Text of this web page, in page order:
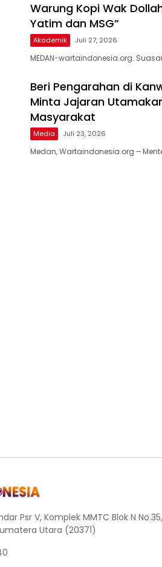
Warung Kopi Wak
Yatim dan MSG”
Akademik Juli 27, 2026
MEDAN-wartaindonesia.org.
Beri Pengarahan di
Minta Jajaran
Masyarakat
Media Juli 23, 2026
Medan, Wartaindonesia.org –
Psr V, Komplek MMTC Blok N
Utara (20371)